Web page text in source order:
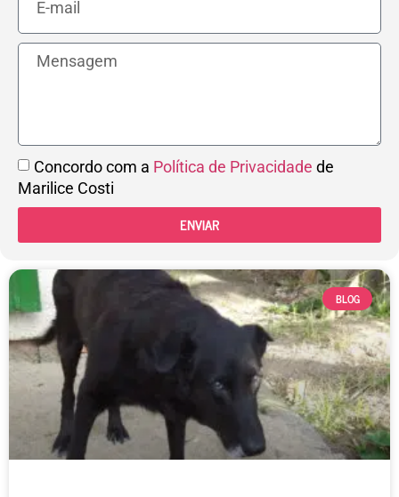
Concordo com a Política de Privacidade de
Marilice Costi
ENVIAR
BLOG